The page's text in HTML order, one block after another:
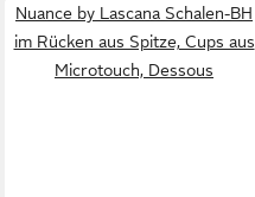
Nuance by Lascana Schalen-BH
im Rücken aus Spitze, Cups aus
Microtouch, Dessous